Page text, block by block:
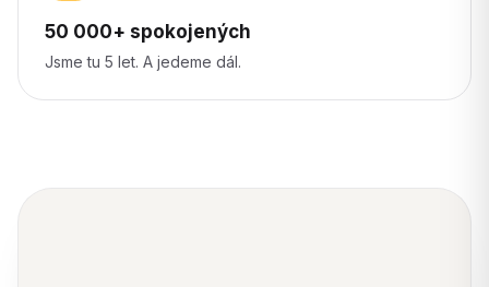
50 000+ spokojených
Jsme tu 5 let. A jedeme dál.